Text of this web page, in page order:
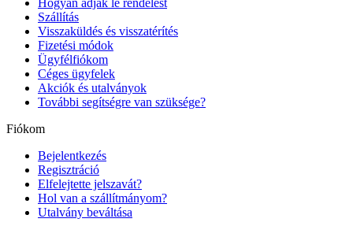
Szállítás
Visszaküldés és visszatérítés
Fizetési módok
Ügyfélfiókom
Céges ügyfelek
Akciók és utalványok
További segítségre van szüksége?
Fiókom
Bejelentkezés
Regisztráció
Elfelejtette jelszavát?
Hol van a szállítmányom?
Utalvány beváltása